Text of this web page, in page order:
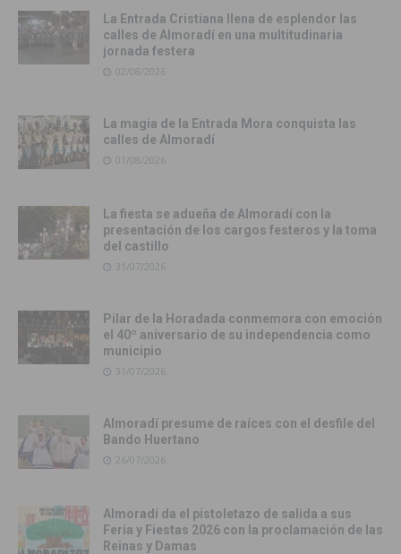
La Entrada Cristiana llena de esplendor las
calles de Almoradí en una multitudinaria
jornada festera
02/08/2026
La magia de la Entrada Mora conquista las
calles de Almoradí
01/08/2026
La fiesta se adueña de Almoradí con la
presentación de los cargos festeros y la toma
del castillo
31/07/2026
Pilar de la Horadada conmemora con emoción
el 40º aniversario de su independencia como
municipio
31/07/2026
Almoradí presume de raíces con el desfile del
Bando Huertano
26/07/2026
Almoradí da el pistoletazo de salida a sus
Feria y Fiestas 2026 con la proclamación de las
Reinas y Damas